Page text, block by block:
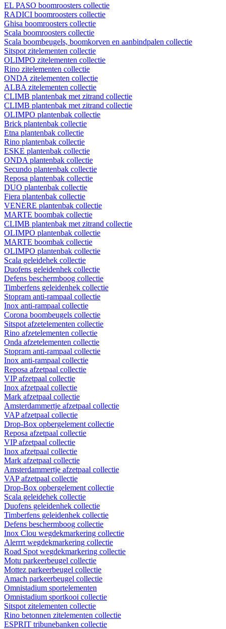
EL PASO boomroosters collectie
RADICI boomroosters collectie
Ghisa boomroosters collectie
Scala boomroosters collectie
Scala boombeugels, boomkorven en aanbindpalen collectie
Sitspot zitelementen collectie
OLIMPO zitelementen collectie
Rino zitelementen collectie
ONDA zitelementen collectie
ALBA zitelementen collectie
CLIMB plantenbak met zitrand collectie
CLIMB plantenbak met zitrand collectie
OLIMPO plantenbak collectie
Brick plantenbak collectie
Etna plantenbak collectie
Rino plantenbak collectie
ESKE plantenbak collectie
ONDA plantenbak collectie
Secundo plantenbak collectie
Reposa plantenbak collectie
DUO plantenbak collectie
Fiera plantenbak collectie
VENERE plantenbak collectie
MARTE boombak collectie
CLIMB plantenbak met zitrand collectie
OLIMPO plantenbak collectie
MARTE boombak collectie
OLIMPO plantenbak collectie
Scala geleidehek collectie
Duofens geleidenhek collectie
Defens beschermboog collectie
Timberfens geleidenhek collectie
Stopram anti-rampaal collectie
Inox anti-rampaal collectie
Corona boombeugels collectie
Sitspot afzetelementen collectie
Rino afzetelementen collectie
Onda afzetelementen collectie
Stopram anti-rampaal collectie
Inox anti-rampaal collectie
Reposa afzetpaal collectie
VIP afzetpaal collectie
Inox afzetpaal collectie
Mark afzetpaal collectie
Amsterdammertje afzetpaal collectie
VAP afzetpaal collectie
Drop-Box opbergelement collectie
Reposa afzetpaal collectie
VIP afzetpaal collectie
Inox afzetpaal collectie
Mark afzetpaal collectie
Amsterdammertje afzetpaal collectie
VAP afzetpaal collectie
Drop-Box opbergelement collectie
Scala geleidehek collectie
Duofens geleidenhek collectie
Timberfens geleidenhek collectie
Defens beschermboog collectie
Inox Clou wegdekmarkering collectie
Alerrrt wegdekmarkering collectie
Road Spot wegdekmarkering collectie
Motu parkeerbeugel collectie
Mottez parkeerbeugel collectie
Amach parkeerbeugel collectie
Omnistadium sportelementen
Omnistadium sportkooi collectie
Sitspot zitelementen collectie
Rino betonnen zitelementen collectie
ESPRIT tribunebanken collectie